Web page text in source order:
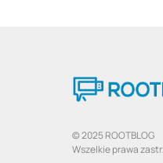
© 2025 ROOTBLOG
Wszelkie prawa